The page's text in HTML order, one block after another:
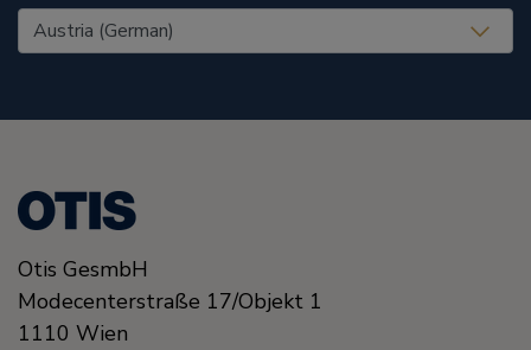
United States (EN)
Otis GesmbH
Modecenterstraße 17/Objekt 1
1110 Wien